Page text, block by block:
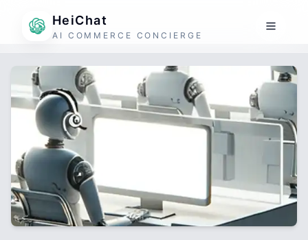
HeiChat
AI COMMERCE CONCIERGE